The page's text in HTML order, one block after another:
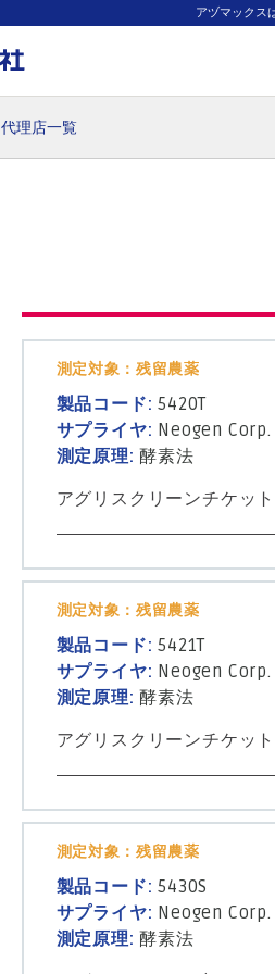
アヅマックス
代理店一覧
測定対象：残留農薬
製品コード:5420T
サプライヤ: Neogen Corp.
測定原理:酵素法
アグリスクリーンチケット
測定対象：残留農薬
製品コード:5421T
サプライヤ: Neogen Corp.
測定原理:酵素法
アグリスクリーンチケット
測定対象：残留農薬
製品コード:5430S
サプライヤ: Neogen Corp.
測定原理:酵素法